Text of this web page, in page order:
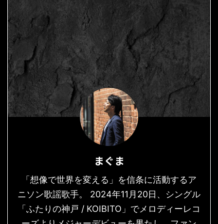
まぐま
「想像で世界を変える」を信条に活動するア
ニソン歌謡歌手。 2024年11月20日、シングル
「ふたりの神戸 / KOIBITO」でメロディーレコ